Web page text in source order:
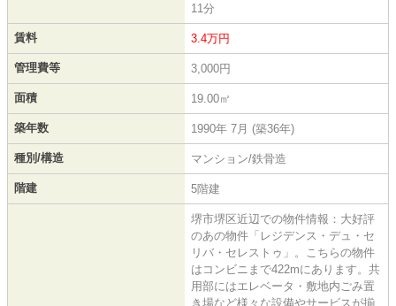
11分
賃料 3.4万円
管理費等 3,000円
面積 19.00㎡
築年数 1990年 7月 (築36年)
種別/構造 マンション/鉄骨造
階建 5階建
堺市堺区近辺での物件情報：大好評
のあの物件「レジデンス・デュ・セ
リバ・セレストゥ」。こちらの物件
はコンビニまで422mにあります。共
用部にはエレベータ・敷地内ごみ置
き場など様々な設備やサービスが揃